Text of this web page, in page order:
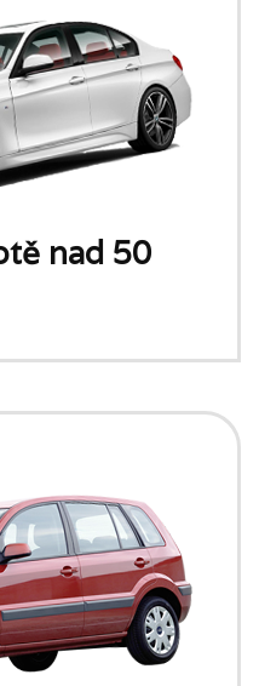
nad 50